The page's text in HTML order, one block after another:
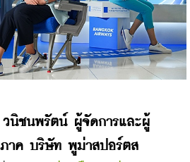
นิชนพรัตน์ ผู้จัดการและผู้
ภาค บริษัท พูม่าสปอร์ตส